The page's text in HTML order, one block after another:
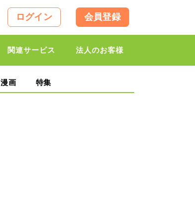
ログイン 会員登録
関連サービス 法人のお客様
漫画 特集